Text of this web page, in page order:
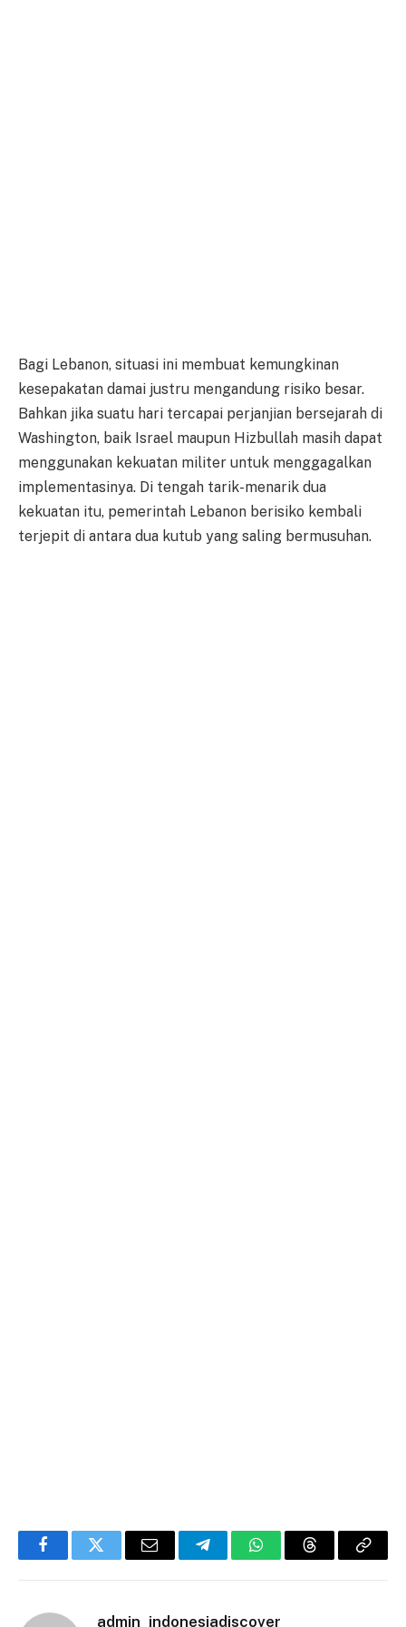
Bagi Lebanon, situasi ini membuat kemungkinan
kesepakatan damai justru mengandung risiko besar.
Bahkan jika suatu hari tercapai perjanjian bersejarah di
Washington, baik Israel maupun Hizbullah masih dapat
menggunakan kekuatan militer untuk menggagalkan
implementasinya. Di tengah tarik-menarik dua
kekuatan itu, pemerintah Lebanon berisiko kembali
terjepit di antara dua kutub yang saling bermusuhan.
FacebookTwitter Email TelegramWhatsAppThreadsCopy
admin_indonesiadiscover